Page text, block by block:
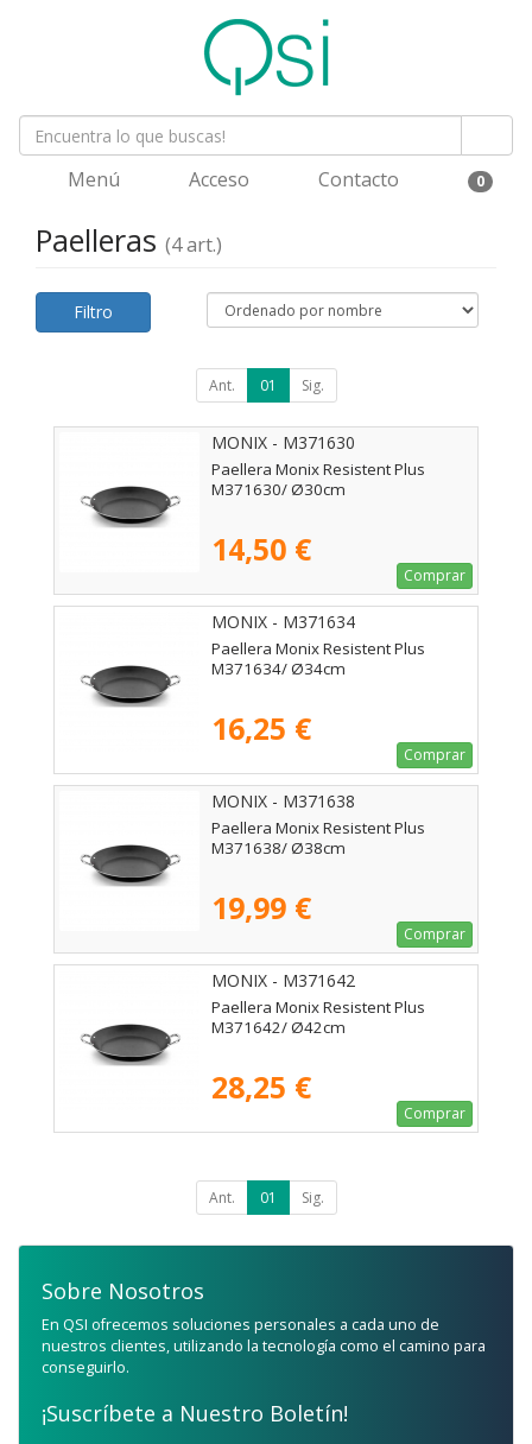
Menú Acceso Contacto 0
Paelleras (4 art.)
Filtro
Ant. 01 Sig.
MONIX - M371630
Paellera Monix Resistent Plus
M371630/ Ø30cm
14,50 €
Comprar
MONIX - M371634
Paellera Monix Resistent Plus
M371634/ Ø34cm
16,25 €
Comprar
MONIX - M371638
Paellera Monix Resistent Plus
M371638/ Ø38cm
19,99 €
Comprar
MONIX - M371642
Paellera Monix Resistent Plus
M371642/ Ø42cm
28,25 €
Comprar
Ant. 01 Sig.
Sobre Nosotros
En QSI ofrecemos soluciones personales a cada uno de
nuestros clientes, utilizando la tecnología como el camino para
conseguirlo.
¡Suscríbete a Nuestro Boletín!